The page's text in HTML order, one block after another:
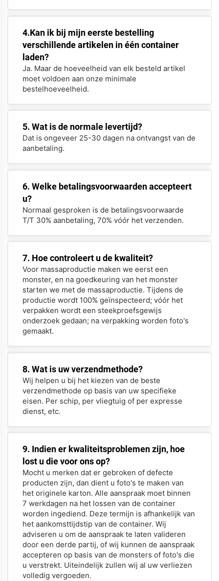
4.Kan ik bij mijn eerste bestelling
verschillende artikelen in één container
laden?
Ja. Maar de hoeveelheid van elk besteld artikel
moet voldoen aan onze minimale
bestelhoeveelheid.
5. Wat is de normale levertijd?
Dat is ongeveer 25-30 dagen na ontvangst van de
aanbetaling.
6. Welke betalingsvoorwaarden accepteert
u?
Normaal gesproken is de betalingsvoorwaarde
T/T 30% aanbetaling, 70% vóór het verzenden.
7. Hoe controleert u de kwaliteit?
Voor massaproductie maken we eerst een
monster, en na goedkeuring van het monster
starten we met de massaproductie. Tijdens de
productie wordt 100% geïnspecteerd; vóór het
verpakken wordt een steekproefsgewijs
onderzoek gedaan; na verpakking worden foto's
gemaakt.
8. Wat is uw verzendmethode?
Wij helpen u bij het kiezen van de beste
verzendmethode op basis van uw specifieke
eisen. Per schip, per vliegtuig of per expresse
dienst, etc.
9. Indien er kwaliteitsproblemen zijn, hoe
lost u die voor ons op?
Mocht u merken dat er gebroken of defecte
producten zijn, dan dient u foto's te maken van
het originele karton. Alle aanspraak moet binnen
7 werkdagen na het lossen van de container
worden ingediend. Deze termijn is afhankelijk van
het aankomsttijdstip van de container. Wij
adviseren u om de aanspraak te laten valideren
door een derde partij, of wij kunnen de aanspraak
accepteren op basis van de monsters of foto's die
u verstrekt. Uiteindelijk zullen wij al uw verliezen
volledig vergoeden.